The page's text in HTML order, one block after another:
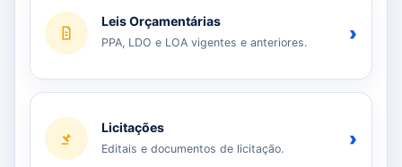
Leis Orçamentárias
PPA, LDO e LOA vigentes e anteriores. ›
Licitações
Editais e documentos de licitação. ›